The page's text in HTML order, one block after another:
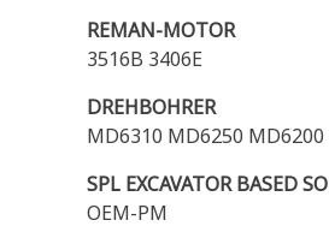
REMAN-MOTOR
3516B 3406E
DREHBOHRER
MD6310 MD6250
SPL EXCAVATOR BASED
OEM-PM